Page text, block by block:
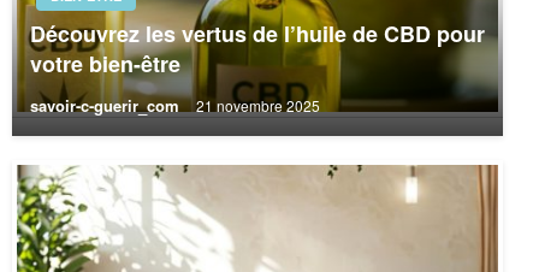
Découvrez les vertus de l’huile de CBD pour
votre bien-être
savoir-c-guerir_com 21 novembre 2025